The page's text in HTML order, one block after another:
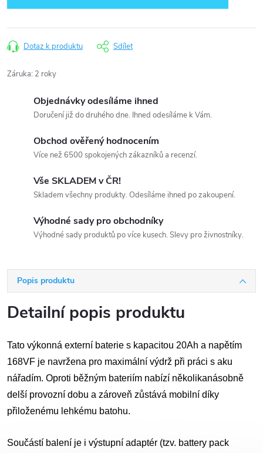
Dotaz k produktu Sdílet
Záruka: 2 roky
Objednávky odesíláme ihned
Doručení již do druhého dne. Ihned odesíláme k Vám.
Obchod ověřený hodnocením
Více než 6500 spokojených zákazníků a recenzí.
Vše SKLADEM v ČR!
Skladem všechny produkty. Odesíláme ihned po zakoupení.
Výhodné sady pro obchodníky
Výhodné sady produktů po více kusech. Slevy pro živnostníky.
Popis produktu
Detailní popis produktu
Tato výkonná externí baterie s kapacitou 20Ah a napětím
168VF je navržena pro maximální výdrž při práci s aku
nářadím. Oproti běžným bateriím nabízí několikanásobně
delší provozní dobu a zároveň zůstává mobilní díky
přiloženému lehkému batohu.
Součástí balení je i výstupní adaptér (tzv. battery pack